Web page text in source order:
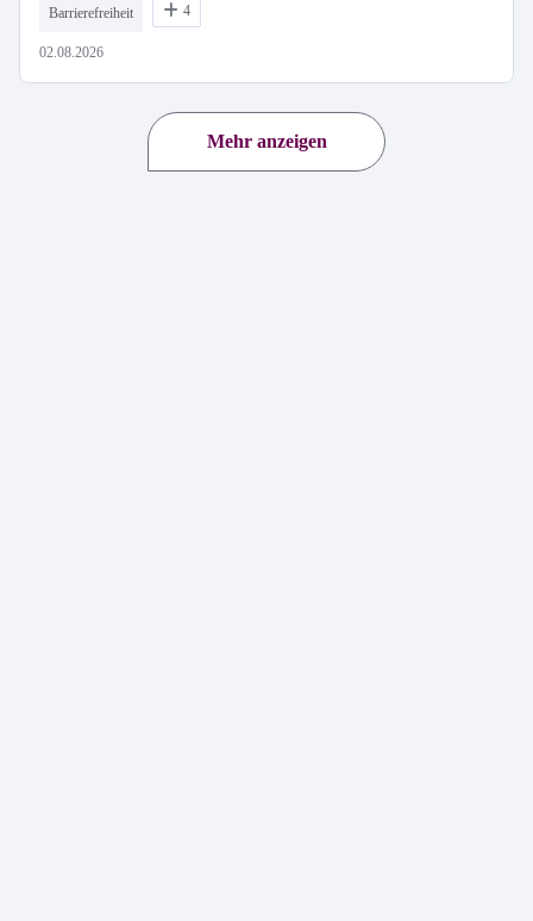
Barrierefreiheit 4
02.08.2026
Mehr anzeigen